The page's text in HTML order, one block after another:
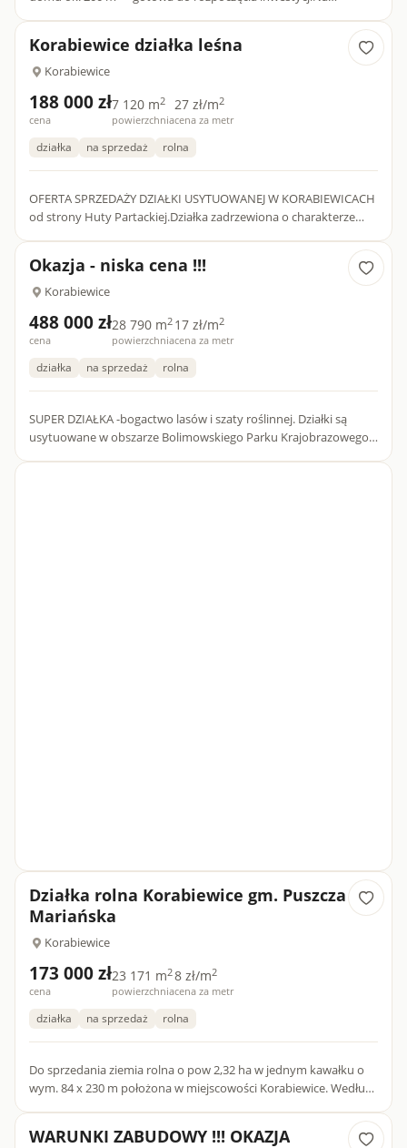
Korabiewice działka leśna
Korabiewice
188 000 zł
cena
7 120 m2
powierzchnia
27 zł/m2
cena za metr
działka na sprzedaż rolna
OFERTA SPRZEDAŻY DZIAŁKI USYTUOWANEJ W KORABIEWICACH
od strony Huty Partackiej.Działka zadrzewiona o charakterze
Okazja - niska cena !!!
Korabiewice
488 000 zł
cena
28 790 m2
powierzchnia
17 zł/m2
cena za metr
działka na sprzedaż rolna
SUPER DZIAŁKA -bogactwo lasów i szaty roślinnej. Działki są
usytuowane w obszarze Bolimowskiego Parku Krajobrazowego z
Działka rolna Korabiewice gm. Puszcza
Mariańska
Korabiewice
173 000 zł
cena
23 171 m2
powierzchnia
8 zł/m2
cena za metr
działka na sprzedaż rolna
Do sprzedania ziemia rolna o pow 2,32 ha w jednym kawałku o
wym. 84 x 230 m położona w miejscowości Korabiewice. Według
WARUNKI ZABUDOWY !!! OKAZJA